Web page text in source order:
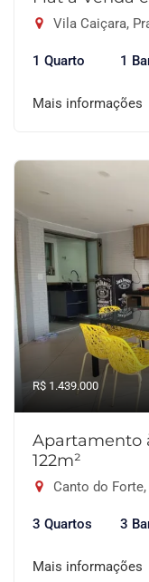
Vila Caiçara,
1 Quarto 1
Mais informações
R$ 1.439.000
Apartamento
122m²
Canto do Forte,
3 Quartos 3
Mais informações